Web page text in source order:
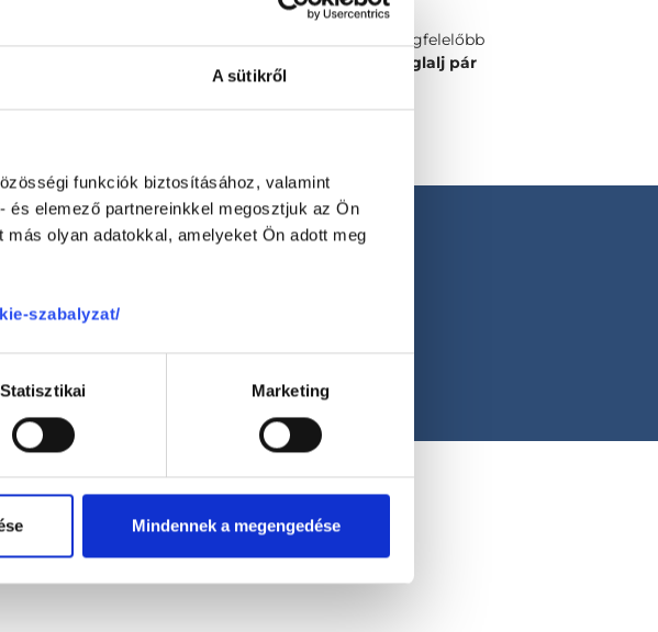
A sütikről
funkciók biztosításához, valamint
és elemező partnereinkkel megosztjuk az Ön
olyan adatokkal, amelyeket Ön adott meg
szabalyzat/
Statisztikai Marketing
Mindennek a megengedése
Válaszd ki a számodra legmegfelelőbb
foglalj pár
20:00)